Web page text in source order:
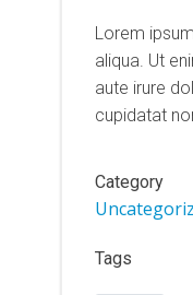
Lorem
aliqua. Ut
aute irure
cupidatat
Category
Tags